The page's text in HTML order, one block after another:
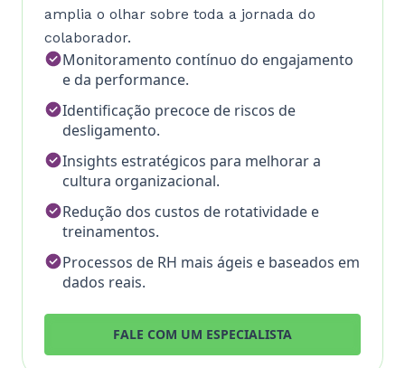
amplia o olhar sobre toda a jornada do
colaborador.
Monitoramento contínuo do engajamento
e da performance.
Identificação precoce de riscos de
desligamento.
Insights estratégicos para melhorar a
cultura organizacional.
Redução dos custos de rotatividade e
treinamentos.
Processos de RH mais ágeis e baseados em
dados reais.
FALE COM UM ESPECIALISTA